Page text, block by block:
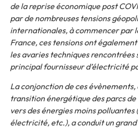
de la reprise économique post
par de nombreuses tensions
internationales, à commencer par
France, ces tensions ont
les avaries techniques rencontrées
principal fournisseur d’électricité
La conjonction de ces
transition énergétique des parcs
vers des énergies moins polluantes
électricité, etc.), a conduit un grand